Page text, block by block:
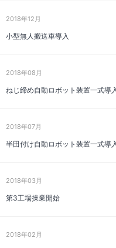
2018年12月
小型無人搬送車導入
2018年08月
ねじ締め自動ロボット装置一式導
2018年07月
半田付け自動ロボット装置一式導
2018年03月
第3工場操業開始
2018年02月